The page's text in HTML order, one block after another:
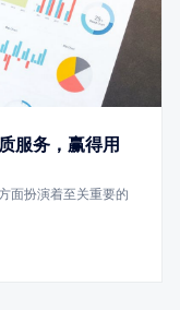
服务，赢得用
面扮演着至关重要的